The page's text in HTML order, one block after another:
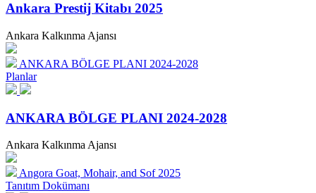
Ankara Prestij Kitabı 2025
Ankara Kalkınma Ajansı
ANKARA BÖLGE PLANI 2024-2028
Planlar
ANKARA BÖLGE PLANI 2024-2028
Ankara Kalkınma Ajansı
Angora Goat, Mohair, and Sof 2025
Tanıtım Dokümanı